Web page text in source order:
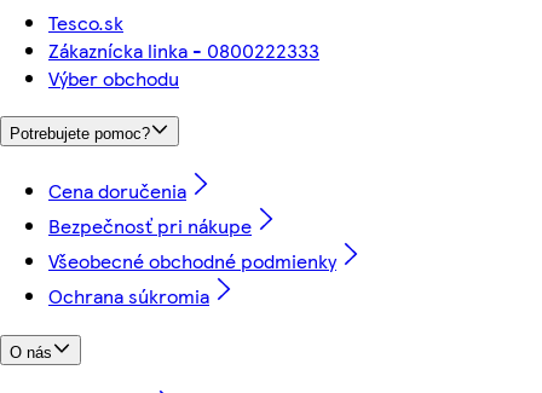
Tesco.sk
Zákaznícka linka - 0800222333
Výber obchodu
Potrebujete pomoc?
Cena doručenia
Bezpečnosť pri nákupe
Všeobecné obchodné podmienky
Ochrana súkromia
O nás